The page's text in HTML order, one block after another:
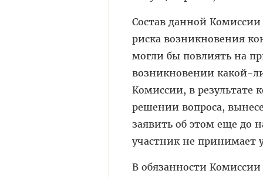
Состав данной
риска возникновения
могли бы повлиять на
возникновении какой-
Комиссии, в результате
решении вопроса,
заявить об этом еще до
участник не принимает
В обязанности